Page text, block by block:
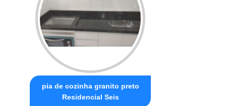
pia de cozinha granito preto
Residencial Seis